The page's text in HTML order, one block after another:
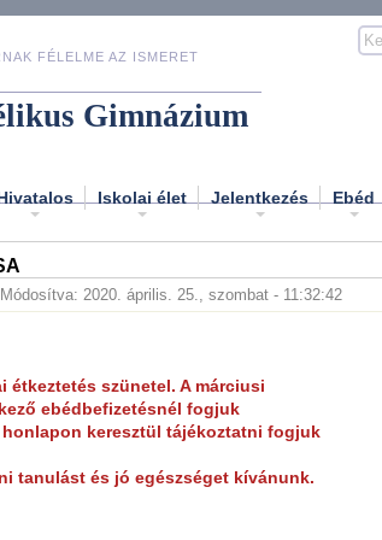
FÉLELME AZ ISMERET
Gimnázium
Iskolai élet Jelentkezés Ebéd
| Módosítva: 2020. április. 25., szombat - 11:32:42
étkeztetés szünetel. A márciusi
ebédbefizetésnél fogjuk
keresztül tájékoztatni fogjuk
tanulást és jó egészséget kívánunk.